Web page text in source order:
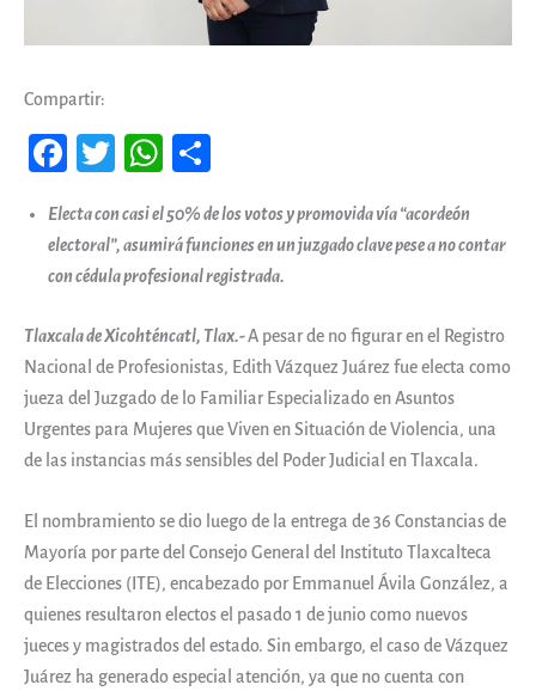
Compartir:
Fa
b
oo
T
tt
er
W
ts
A
pa
rti
Electa con casi el 50% de los votos y promovida vía “acordeón
electoral”, asumirá funciones en un juzgado clave pese a no contar
con cédula profesional registrada.
Tlaxcala de Xicohténcatl, Tlax.-A pesar de no figurar en el Registro
Nacional de Profesionistas, Edith Vázquez Juárez fue electa como
jueza del Juzgado de lo Familiar Especializado en Asuntos
Urgentes para Mujeres que Viven en Situación de Violencia, una
de las instancias más sensibles del Poder Judicial en Tlaxcala.
El nombramiento se dio luego de la entrega de 36 Constancias de
Mayoría por parte del Consejo General del Instituto Tlaxcalteca
de Elecciones (ITE), encabezado por Emmanuel Ávila González, a
quienes resultaron electos el pasado 1 de junio como nuevos
jueces y magistrados del estado. Sin embargo, el caso de Vázquez
Juárez ha generado especial atención, ya que no cuenta con